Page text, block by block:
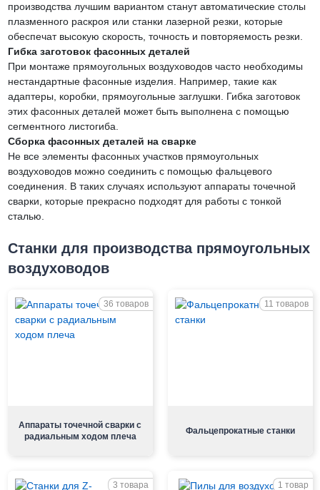
производства лучшим вариантом станут автоматические столы
плазменного раскроя или станки лазерной резки, которые
обеспечат высокую скорость, точность и повторяемость резки.
Гибка заготовок фасонных деталей
При монтаже прямоугольных воздуховодов часто необходимы
нестандартные фасонные изделия. Например, такие как
адаптеры, коробки, прямоугольные заглушки. Гибка заготовок
этих фасонных деталей может быть выполнена с помощью
сегментного листогиба.
Сборка фасонных деталей на сварке
Не все элементы фасонных участков прямоугольных
воздуховодов можно соединить с помощью фальцевого
соединения. В таких случаях используют аппараты точечной
сварки, которые прекрасно подходят для работы с тонкой
сталью.
Станки для производства прямоугольных
воздуховодов
36 товаров
Аппараты точечной сварки с
радиальным ходом плеча
11 товаров
Фальцепрокатные станки
3 товара 1 товар